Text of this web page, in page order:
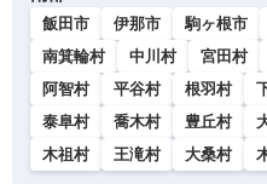
飯田市 伊那市 駒ヶ根市
南箕輪村
中川村 宮田村
阿智村
平谷村 根羽村
泰阜村
喬木村 豊丘村
木祖村
王滝村 大桑村